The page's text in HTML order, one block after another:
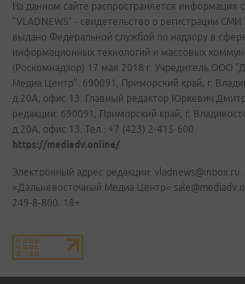
На данном сайте распространяется информация
"VLADNEWS" - свидетельство о регистрации
выдано Федеральной службой по надзору в
информационных технологий и массовых
(Роскомнадзор) 17 мая 2018 г. Учредитель ООО
Медиа Центр". 690091, Приморский край, г.
д.20А, офис 13. Главный редактор Юркевич
редакции: 690091, Приморский край, г.
д.20А, офис 13. Тел.: +7 (423) 2-415-600.
https://mediadv.online/
Электронный адрес редакции:
«Дальневосточный Медиа Центр»
249-8-800. 18+